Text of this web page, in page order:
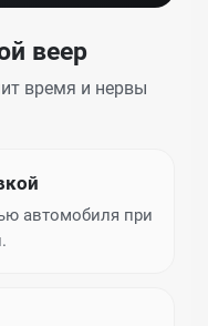
веер
время и нервы
автомобиля при